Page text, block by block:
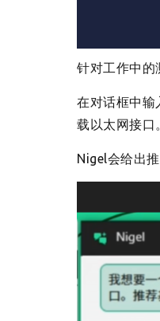
针对工作中的
在对话框中输
载以太网接口
Nigel会给出